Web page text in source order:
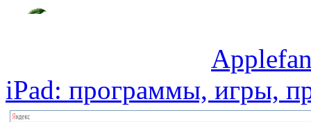
iPad: программы, игры,